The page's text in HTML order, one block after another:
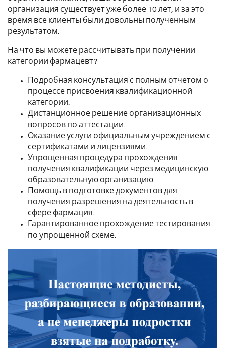
организация существует уже более 10 лет, и за это
время все клиенты были довольны полученным
результатом.
На что вы можете рассчитывать при получении
категории фармацевт?
Подробная консультация с полным отчетом о
процессе присвоения квалификационной
категории.
Дистанционное решение организационных
вопросов по аттестации.
Оказание услуги официальным учреждением с
сертификатами и лицензиями.
Упрощенная процедура прохождения
получения квалификации через медицинскую
образовательную организацию.
Помощь в подготовке документов для
получения разрешения на деятельность в
сфере фармация.
Гарантированное прохождение тестирования
по упрощенной схеме.